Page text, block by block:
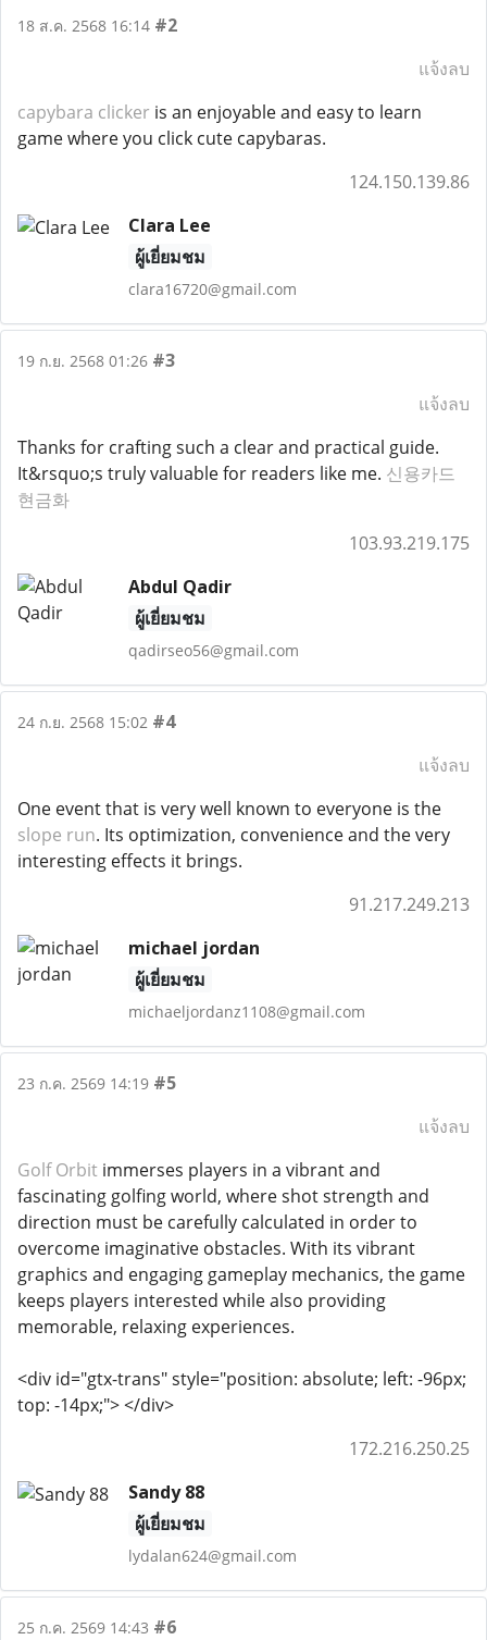
18 ส.ค. 2568 16:14 #2
แจ้งลบ
capybara clicker is an enjoyable and easy to learn
game where you click cute capybaras.
124.150.139.86
Clara Lee
ผู้เยี่ยมชม
clara16720@gmail.com
19 ก.ย. 2568 01:26 #3
แจ้งลบ
Thanks for crafting such a clear and practical guide.
It&rsquo;s truly valuable for readers like me. 신용카드
현금화
103.93.219.175
Abdul Qadir
ผู้เยี่ยมชม
qadirseo56@gmail.com
24 ก.ย. 2568 15:02 #4
แจ้งลบ
One event that is very well known to everyone is the
slope run. Its optimization, convenience and the very
interesting effects it brings.
91.217.249.213
michael jordan
ผู้เยี่ยมชม
michaeljordanz1108@gmail.com
23 ก.ค. 2569 14:19 #5
แจ้งลบ
Golf Orbit immerses players in a vibrant and
fascinating golfing world, where shot strength and
direction must be carefully calculated in order to
overcome imaginative obstacles. With its vibrant
graphics and engaging gameplay mechanics, the game
keeps players interested while also providing
memorable, relaxing experiences.
<div id="gtx-trans" style="position: absolute; left: -96px;
top: -14px;"> </div>
172.216.250.25
Sandy 88
ผู้เยี่ยมชม
lydalan624@gmail.com
25 ก.ค. 2569 14:43 #6